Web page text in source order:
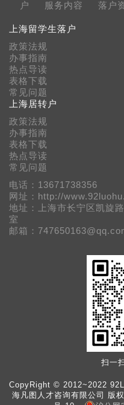
户
服务内容 落户
上海留学生落户
政策法规
办事指南
热点导读
表格下载
常见问题
上海居转户
政策法规
办事指南
表格下载
热点导读
常见问题
电话：13671738356
网址：http://
地址：上海市长宁区凯旋
室
邮箱：
扫一
CopyRight © 2012~2022
海凡图人才咨询有限公司 版